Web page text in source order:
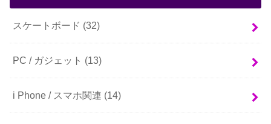
スケートボード (32)
PC / ガジェット (13)
i Phone / スマホ関連 (14)